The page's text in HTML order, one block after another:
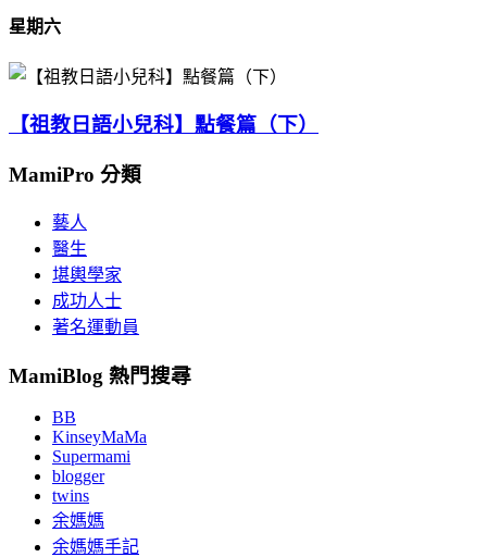
星期六
【祖教日語小兒科】點餐篇（下）
MamiPro 分類
藝人
醫生
堪輿學家
成功人士
著名運動員
MamiBlog 熱門搜尋
BB
KinseyMaMa
Supermami
blogger
twins
余媽媽
余媽媽手記